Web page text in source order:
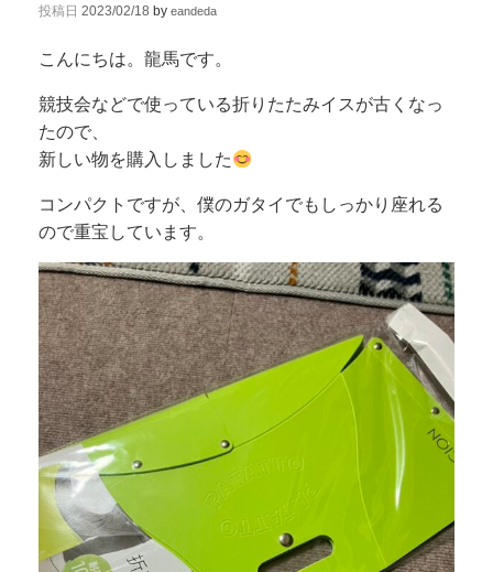
投稿日 2023/02/18 by eandeda
こんにちは。龍馬です。
競技会などで使っている折りたたみイスが古くなっ
たので、
新しい物を購入しました
コンパクトですが、僕のガタイでもしっかり座れる
ので重宝しています。